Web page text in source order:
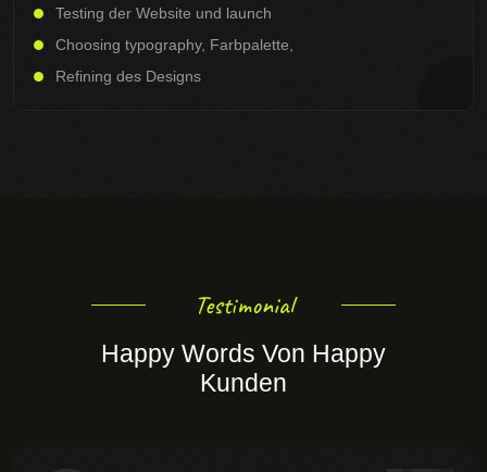
Testing der Website und launch
Choosing typography, Farbpalette,
Refining des Designs
Testimonial
Happy Words Von Happy
Kunden